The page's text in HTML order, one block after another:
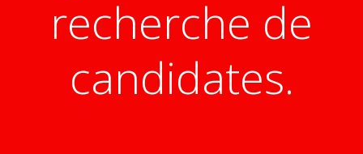
recherche de
candidates.